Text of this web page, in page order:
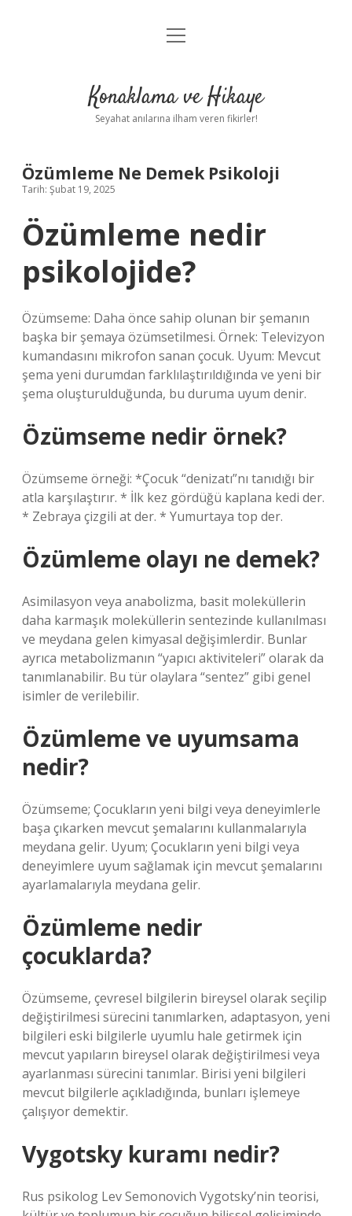
Anasayfa
Yasal Uyarı
menüyü
Konaklama ve Hikaye
Seyahat anılarına ilham veren fikirler!
Özümleme Ne Demek Psikoloji
Tarih: Şubat 19, 2025
Özümleme nedir
psikolojide?
Özümseme: Daha önce sahip olunan bir şemanın
başka bir şemaya özümsetilmesi. Örnek: Televizyon
kumandasını mikrofon sanan çocuk. Uyum: Mevcut
şema yeni durumdan farklılaştırıldığında ve yeni bir
şema oluşturulduğunda, bu duruma uyum denir.
Özümseme nedir örnek?
Özümseme örneği: *Çocuk “denizatı”nı tanıdığı bir
atla karşılaştırır. * İlk kez gördüğü kaplana kedi der.
* Zebraya çizgili at der. * Yumurtaya top der.
Özümleme olayı ne demek?
Asimilasyon veya anabolizma, basit moleküllerin
daha karmaşık moleküllerin sentezinde kullanılması
ve meydana gelen kimyasal değişimlerdir. Bunlar
ayrıca metabolizmanın “yapıcı aktiviteleri” olarak da
tanımlanabilir. Bu tür olaylara “sentez” gibi genel
isimler de verilebilir.
Özümleme ve uyumsama
nedir?
Özümseme; Çocukların yeni bilgi veya deneyimlerle
başa çıkarken mevcut şemalarını kullanmalarıyla
meydana gelir. Uyum; Çocukların yeni bilgi veya
deneyimlere uyum sağlamak için mevcut şemalarını
ayarlamalarıyla meydana gelir.
Özümleme nedir
çocuklarda?
Özümseme, çevresel bilgilerin bireysel olarak seçilip
değiştirilmesi sürecini tanımlarken, adaptasyon, yeni
bilgileri eski bilgilerle uyumlu hale getirmek için
mevcut yapıların bireysel olarak değiştirilmesi veya
ayarlanması sürecini tanımlar. Birisi yeni bilgileri
mevcut bilgilerle açıkladığında, bunları işlemeye
çalışıyor demektir.
Vygotsky kuramı nedir?
Rus psikolog Lev Semonovich Vygotsky’nin teorisi,